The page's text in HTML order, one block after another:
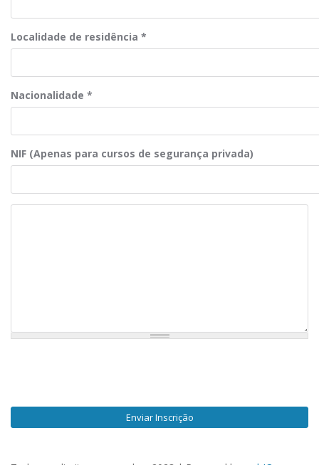
Localidade de residência *
Nacionalidade *
NIF (Apenas para cursos de segurança privada)
Enviar Inscrição